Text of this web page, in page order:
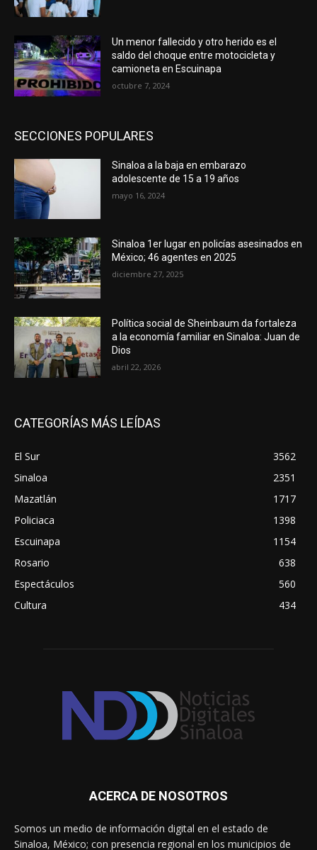
Un menor fallecido y otro herido es el
saldo del choque entre motocicleta y
camioneta en Escuinapa
octubre 7, 2024
SECCIONES POPULARES
Sinaloa a la baja en embarazo
adolescente de 15 a 19 años
mayo 16, 2024
Sinaloa 1er lugar en policías asesinados en
México; 46 agentes en 2025
diciembre 27, 2025
Política social de Sheinbaum da fortaleza
a la economía familiar en Sinaloa: Juan de
Dios
abril 22, 2026
CATEGORÍAS MÁS LEÍDAS
El Sur
3562
Sinaloa
2351
Mazatlán
1717
Policiaca
1398
Escuinapa
1154
Rosario
638
Espectáculos
560
Cultura
434
ACERCA DE NOSOTROS
Somos un medio de información digital en el estado de
Sinaloa, México; con presencia regional en los municipios de